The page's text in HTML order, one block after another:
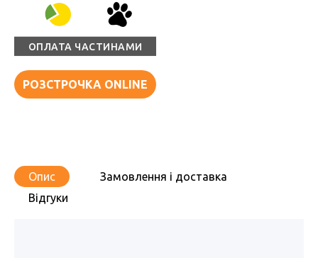
ОПЛАТА ЧАСТИНАМИ
РОЗСТРОЧКА ONLINE
Опис
Замовлення і доставка
Відгуки